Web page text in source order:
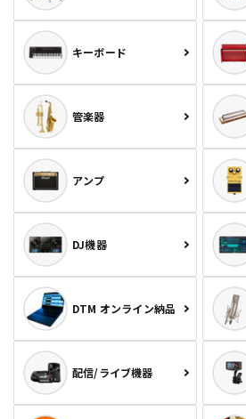
キーボード
管楽器
アンプ
DJ機器
DTM オンライン納品
配信/ライブ機器